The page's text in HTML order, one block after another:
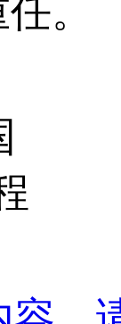
。